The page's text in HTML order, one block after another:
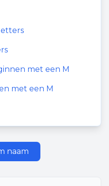
letters
met een M
met een M
naam